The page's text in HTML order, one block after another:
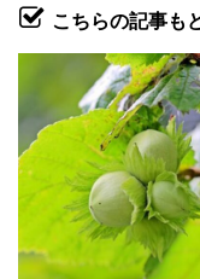
こちらの記事も